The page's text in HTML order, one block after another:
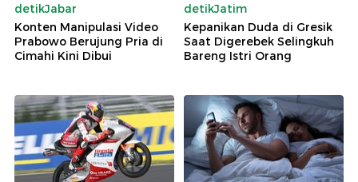
detikJabar
Konten Manipulasi Video
Prabowo Berujung Pria di
Cimahi Kini Dibui
detikJatim
Kepanikan Duda di Gresik
Saat Digerebek Selingkuh
Bareng Istri Orang